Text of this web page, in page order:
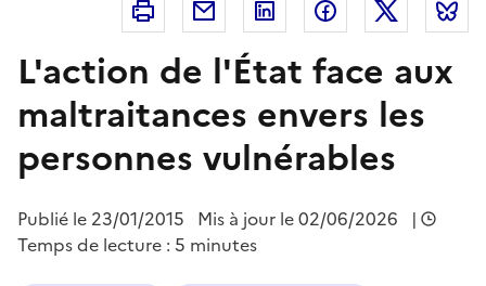
Imprimer Courriel Linkedin FacebookTwitter
L'action de l'État face aux
maltraitances envers les
personnes vulnérables
Publié le 23/01/2015 Mis à jour le 02/06/2026
|
Temps de lecture : 5 minutes